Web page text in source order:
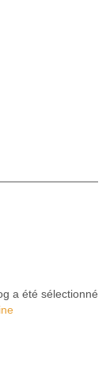
a été sélectionné